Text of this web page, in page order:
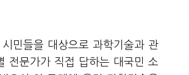
민들을 대상으로 과학기술과 관
전문가가 직접 답하는 대국민 소